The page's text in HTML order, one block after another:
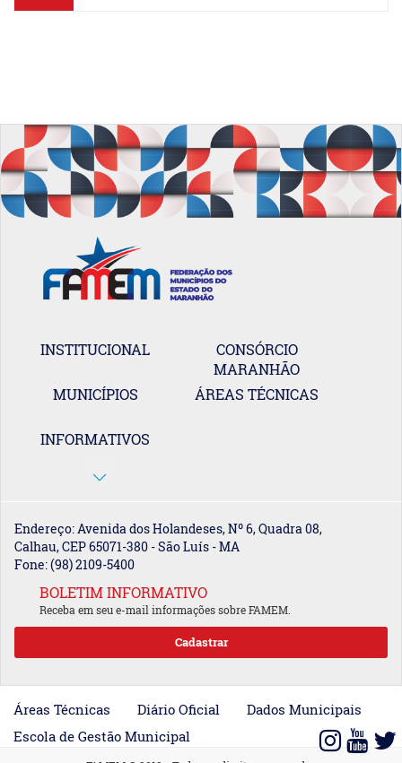
INSTITUCIONAL
CONSÓRCIO
MARANHÃO
MUNICÍPIOS
ÁREAS TÉCNICAS
INFORMATIVOS
Endereço: Avenida dos Holandeses, Nº 6, Quadra 08,
Calhau, CEP 65071-380 - São Luís - MA
Fone: (98) 2109-5400
BOLETIM INFORMATIVO
Receba em seu e-mail informações sobre FAMEM.
Áreas Técnicas Diário Oficial
Dados Municipais
Escola de Gestão Municipal